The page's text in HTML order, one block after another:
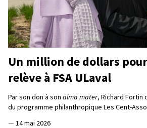
Un million de dollars
relève à FSA ULaval
Par son don à son alma mater, Richard Fortin
du programme philanthropique Les Cent-
— 14 mai 2026